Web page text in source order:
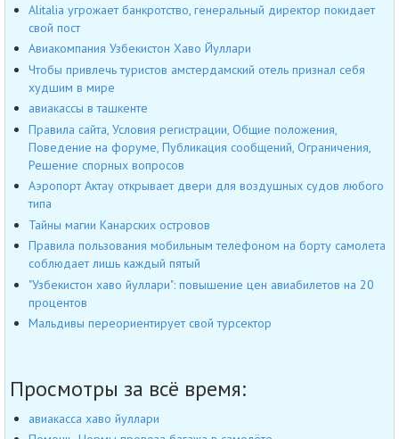
Alitalia угрожает банкротство, генеральный директор покидает
свой пост
Авиакомпания Узбекистон Хаво Йуллари
Чтобы привлечь туристов амстердамский отель признал себя
худшим в мире
авиакассы в ташкенте
Правила сайта, Условия регистрации, Общие положения,
Поведение на форуме, Публикация сообщений, Ограничения,
Решение спорных вопросов
Аэропорт Актау открывает двери для воздушных судов любого
типа
Тайны магии Канарских островов
Правила пользования мобильным телефоном на борту самолета
соблюдает лишь каждый пятый
"Узбекистон хаво йуллари": повышение цен авиабилетов на 20
процентов
Мальдивы переориентирует свой турсектор
Просмотры за всё время:
авиакасса хаво йуллари